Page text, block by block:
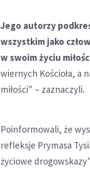
Jego autorzy
wszystkim jako
w swoim życiu
wiernych Kościoła, a
miłości" – zaznaczyli.
Poinformowali, że
refleksje Prymasa
życiowe